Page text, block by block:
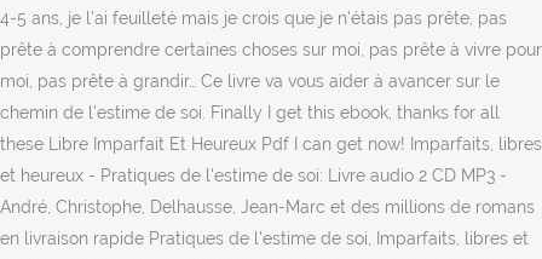
4-5 ans, je l’ai feuilleté mais je crois que je n’étais pas prête, pas
prête à comprendre certaines choses sur moi, pas prête à vivre pour
moi, pas prête à grandir… Ce livre va vous aider à avancer sur le
chemin de l'estime de soi. Finally I get this ebook, thanks for all
these Libre Imparfait Et Heureux Pdf I can get now! Imparfaits, libres
et heureux - Pratiques de l'estime de soi: Livre audio 2 CD MP3 -
André, Christophe, Delhausse, Jean-Marc et des millions de romans
en livraison rapide Pratiques de l'estime de soi, Imparfaits, libres et